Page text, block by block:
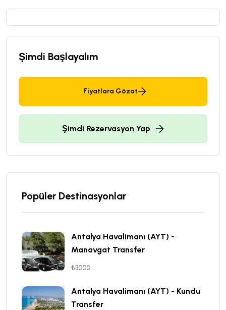
Şimdi Başlayalım
Fiyatlara Gözat
Şimdi Rezervasyon Yap
Popüler Destinasyonlar
Antalya Havalimanı (AYT) -
Manavgat Transfer
₺3000
Antalya Havalimanı (AYT) - Kundu
Transfer